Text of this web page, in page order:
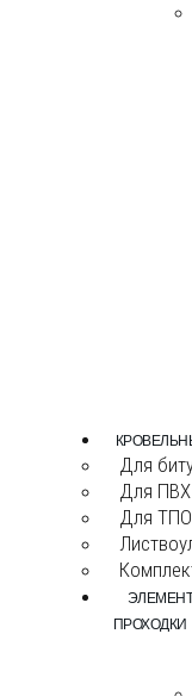
Для
Для ПВХ
Для
ПРОХОДКИ